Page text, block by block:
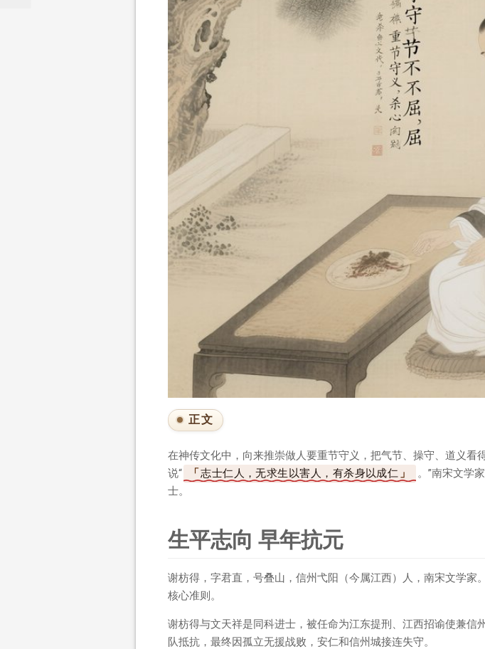
正文
在神传文化中，向来推崇做人要重节守义，把气节、操守、道义
说“
志士仁人，无求生以害人，有杀身以成仁
。”南宋文学
士。
生平志向 早年抗元
谢枋得，字君直，号叠山，信州弋阳（今属江西）人，南宋文学
核心准则。
谢枋得与文天祥是同科进士，被任命为江东提刑、江西招谕使兼
队抵抗，最终因孤立无援战败，安仁和信州城接连失守。